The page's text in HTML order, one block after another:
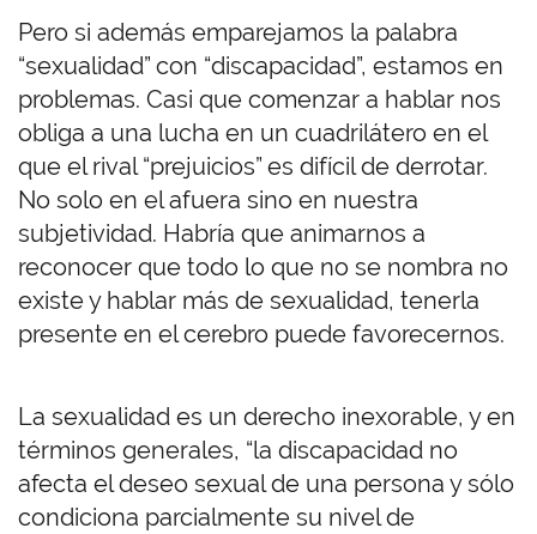
Pero si además emparejamos la palabra
“sexualidad” con “discapacidad”, estamos en
problemas. Casi que comenzar a hablar nos
obliga a una lucha en un cuadrilátero en el
que el rival “prejuicios” es difícil de derrotar.
No solo en el afuera sino en nuestra
subjetividad. Habría que animarnos a
reconocer que todo lo que no se nombra no
existe y hablar más de sexualidad, tenerla
presente en el cerebro puede favorecernos.
La sexualidad es un derecho inexorable, y en
términos generales, “la discapacidad no
afecta el deseo sexual de una persona y sólo
condiciona parcialmente su nivel de